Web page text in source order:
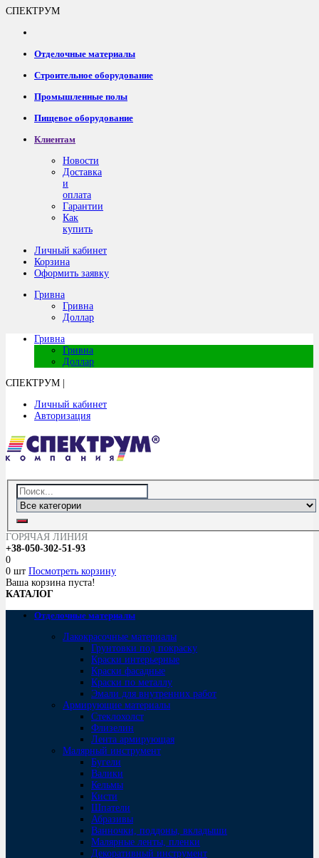
СПЕКТРУМ
Отделочные материалы
Строительное оборудование
Промышленные полы
Пищевое оборудование
Клиентам
Новости
Доставка
и
оплата
Гарантии
Как
купить
Личный кабинет
Корзина
Оформить заявку
Гривна
Гривна
Доллар
Гривна
Гривна
Доллар
СПЕКТРУМ
Личный кабинет
Авторизация
ГОРЯЧАЯ ЛИНИЯ
+38-050-302-51-93
0
0 шт Посмотреть корзину
Ваша корзина пуста!
КАТАЛОГ
Отделочные материалы
Лакокрасочные материалы
Грунтовки под покраску
Краски интерьерные
Краски фасадные
Краски по металлу
Эмали для внутренних работ
Армирующие материалы
Стеклохолст
Флизелин
Лента армирующая
Малярный инструмент
Бугели
Валики
Кельмы
Кисти
Шпатели
Абразивы
Ванночки, поддоны, вкладыши
Малярные ленты, пленки
Декоративный инструмент